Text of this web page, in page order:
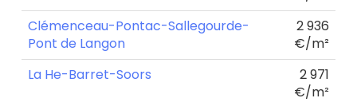
Clémenceau-Pontac-Sallegourde-
Pont de Langon
2 936
€/m²
La He-Barret-Soors
2 971
€/m²